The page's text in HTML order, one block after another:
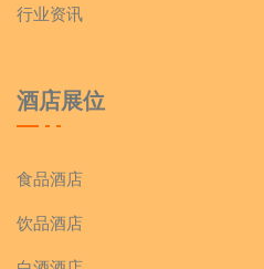
行业资讯
酒店展位
食品酒店
饮品酒店